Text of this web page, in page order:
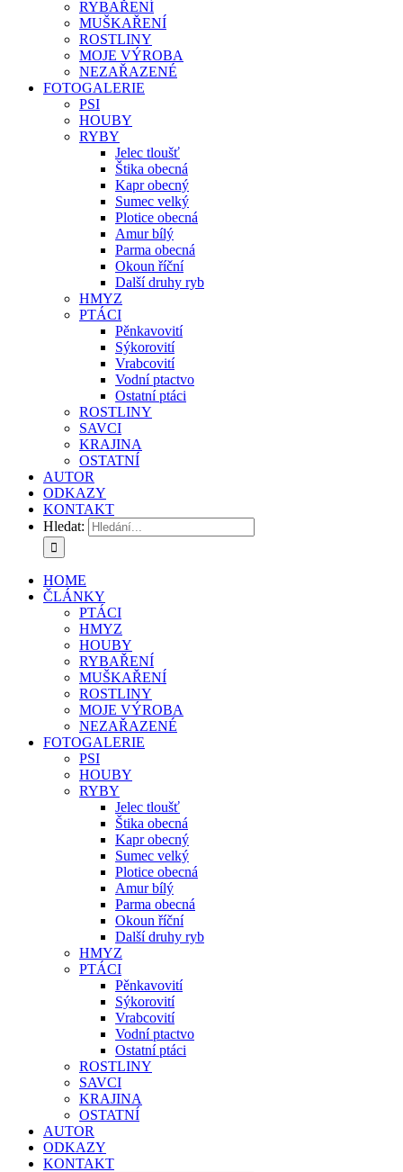
RYBAŘENÍ
MUŠKAŘENÍ
ROSTLINY
MOJE VÝROBA
NEZAŘAZENÉ
FOTOGALERIE
PSI
HOUBY
RYBY
Jelec tloušť
Štika obecná
Kapr obecný
Sumec velký
Plotice obecná
Amur bílý
Parma obecná
Okoun říční
Další druhy ryb
HMYZ
PTÁCI
Pěnkavovití
Sýkorovití
Vrabcovití
Vodní ptactvo
Ostatní ptáci
ROSTLINY
SAVCI
KRAJINA
OSTATNÍ
AUTOR
ODKAZY
KONTAKT
Hledat:
HOME
ČLÁNKY
PTÁCI
HMYZ
HOUBY
RYBAŘENÍ
MUŠKAŘENÍ
ROSTLINY
MOJE VÝROBA
NEZAŘAZENÉ
FOTOGALERIE
PSI
HOUBY
RYBY
Jelec tloušť
Štika obecná
Kapr obecný
Sumec velký
Plotice obecná
Amur bílý
Parma obecná
Okoun říční
Další druhy ryb
HMYZ
PTÁCI
Pěnkavovití
Sýkorovití
Vrabcovití
Vodní ptactvo
Ostatní ptáci
ROSTLINY
SAVCI
KRAJINA
OSTATNÍ
AUTOR
ODKAZY
KONTAKT